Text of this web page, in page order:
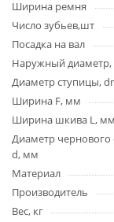
Ширина ремня
Число зубьев,шт
Посадка на вал
Наружный
Диаметр ступицы,
Ширина F, мм
Ширина шкива L, мм
Диаметр чернового
d, мм
Материал
Производитель
Вес, кг